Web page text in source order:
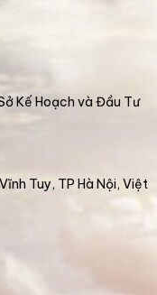
Kế Hoạch và Đầu Tư
Tuy, TP Hà Nội, Việt